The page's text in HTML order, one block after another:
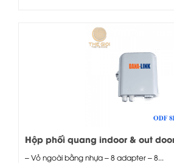
Hộp phối quang indoor & out door
– Vỏ ngoài bằng nhựa – 8 adapter – 8...